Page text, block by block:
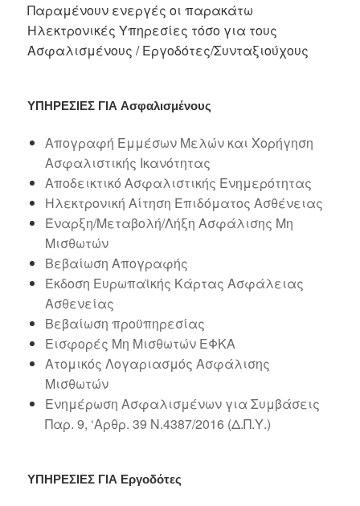
Παραμένουν ενεργές οι παρακάτω
Ηλεκτρονικές Υπηρεσίες τόσο για τους
Ασφαλισμένους / Εργοδότες/Συνταξιούχους
ΥΠΗΡΕΣΙΕΣ ΓΙΑΑσφαλισμένους
Απογραφή Εμμέσων Μελών και Χορήγηση
Ασφαλιστικής Ικανότητας
Αποδεικτικό Ασφαλιστικής Ενημερότητας
Ηλεκτρονική Αίτηση Επιδόματος Ασθένειας
Έναρξη/Μεταβολή/Λήξη Ασφάλισης Μη
Μισθωτών
Βεβαίωση Απογραφής
Έκδοση Ευρωπαϊκής Κάρτας Ασφάλειας
Ασθενείας
Βεβαίωση προϋπηρεσίας
Εισφορές Μη Μισθωτών ΕΦΚΑ
Ατομικός Λογαριασμός Ασφάλισης
Μισθωτών
Ενημέρωση Ασφαλισμένων για Συμβάσεις
Παρ. 9, ‘Αρθρ. 39 Ν.4387/2016 (Δ.Π.Υ.)
ΥΠΗΡΕΣΙΕΣ ΓΙΑ Εργοδότες